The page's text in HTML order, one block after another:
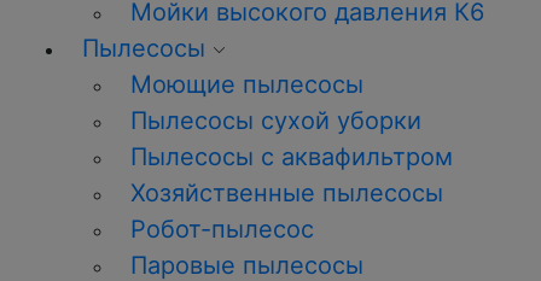
Мойки высокого давления К6
Пылесосы
Моющие пылесосы
Пылесосы сухой уборки
Пылесосы с аквафильтром
Хозяйственные пылесосы
Робот-пылесос
Паровые пылесосы